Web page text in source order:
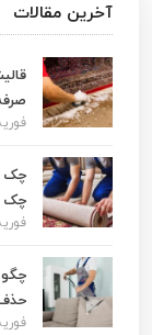
آخرین مقالات
فوریه 17,
چک
چک
فوریه 14,
فوریه 9,